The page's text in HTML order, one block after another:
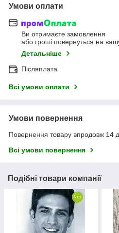
Умови оплати
Ви отримаєте замовлення
або гроші повернуться на
Детальніше
Післяплата
Всі умови оплати
Умови повернення
Повернення товару впродовж 14
Всі умови повернення
Подібні товари компанії